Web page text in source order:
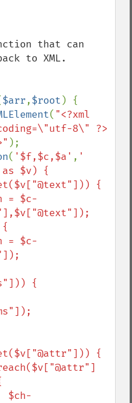
that can
to XML.
$arr,$root
( "<?xml
8\" ?>
( '$f,$c,$a' , '
{